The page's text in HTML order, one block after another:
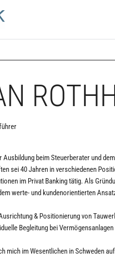
beim Steuerberater und
sei 40 Jahren in verschiedenen
im Privat Banking tätig. Als
werte- und kundenorientierten
& Positionierung von
Begleitung bei Vermögensanlagen
mich im Wesentlichen in Schweden